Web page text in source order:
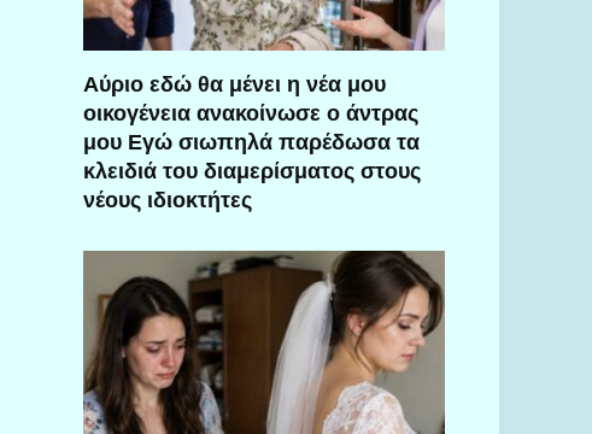
Αύριο εδώ θα μένει η νέα μου
οικογένεια ανακοίνωσε ο άντρας
μου Εγώ σιωπηλά παρέδωσα τα
κλειδιά του διαμερίσματος στους
νέους ιδιοκτήτες